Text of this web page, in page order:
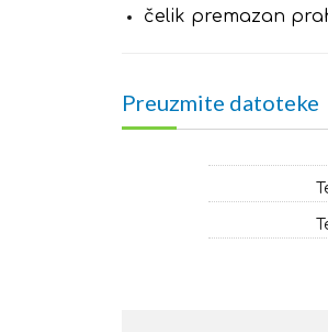
čelik premazan
Preuzmite datoteke